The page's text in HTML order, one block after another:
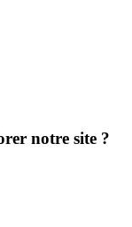
notre site ?